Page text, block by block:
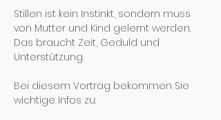
Stillen ist kein Instinkt, sondern muss
von Mutter und Kind gelernt werden.
Das braucht Zeit, Geduld und
Unterstützung.
Bei diesem Vortrag bekommen Sie
wichtige Infos zu: